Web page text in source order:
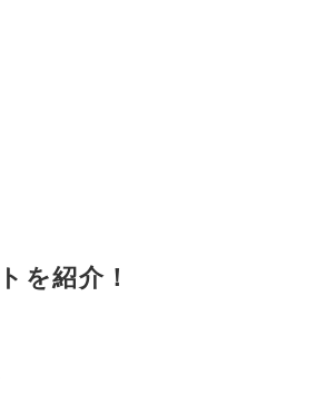
を紹介！